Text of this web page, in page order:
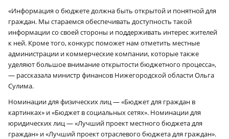
«Информация о бюджете должна быть открытой и понятной для
граждан. Мы стараемся обеспечивать доступность такой
информации со своей стороны и поддерживать интерес жителей
к ней. Кроме того, конкурс поможет нам отметить местные
администрации и коммерческие компании, которые также
уделяют большое внимание открытости бюджетного процесса»,
— рассказала министр финансов Нижегородской области Ольга
Сулима.
Номинации для физических лиц — «Бюджет для граждан в
картинках» и «Бюджет в социальных сетях». Номинации для
юридических лиц — «Лучший проект местного бюджета для
граждан» и «Лучший проект отраслевого бюджета для граждан».